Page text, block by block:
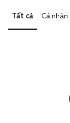
Tất cả Cá nhân